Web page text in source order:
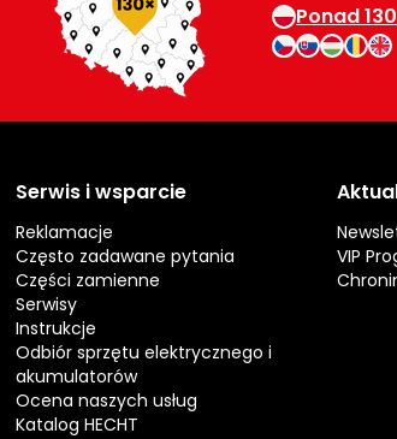
Ponad
Serwis i wsparcie
Reklamacje
Często zadawane pytania
Części zamienne
Serwisy
Instrukcje
Odbiór sprzętu elektrycznego i
akumulatorów
Ocena naszych usług
Katalog HECHT
VIP